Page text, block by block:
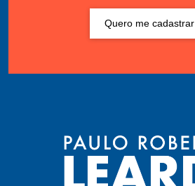
Quero me cadastrar